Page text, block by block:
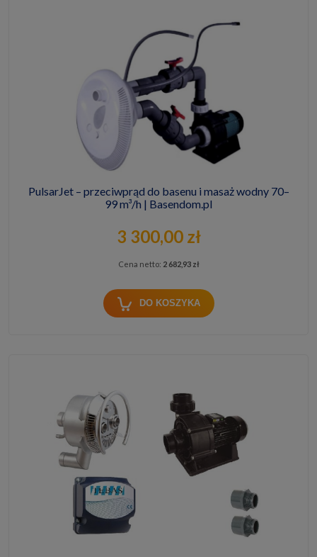
PulsarJet – przeciwprąd do basenu i masaż wodny 70–
99 m³/h | Basendom.pl
3 300,00 zł
Cena netto: 2 682,93 zł
DO KOSZYKA